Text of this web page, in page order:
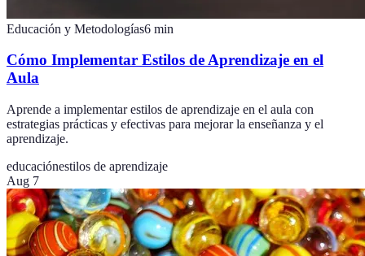
Educación y Metodologías6 min
Cómo Implementar Estilos de Aprendizaje en el
Aula
Aprende a implementar estilos de aprendizaje en el aula con
estrategias prácticas y efectivas para mejorar la enseñanza y el
aprendizaje.
educaciónestilos de aprendizaje
Aug 7